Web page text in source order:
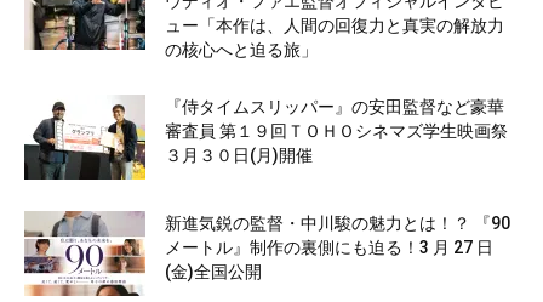
ュー「本作は、人間の回復力と真実の解放力
の核心へと迫る旅」
『侍タイムスリッパー』の安田監督など豪華
審査員 第１９回ＴＯＨＯシネマズ学生映画祭
３月３０日(月)開催
新進気鋭の監督・中川駿の魅力とは！？ 『90
メートル』制作の裏側にも迫る！3 月 27 日
(金)全国公開